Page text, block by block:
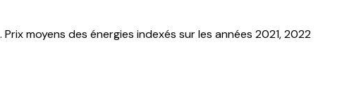
moyens des énergies indexés sur les années 2021, 2022